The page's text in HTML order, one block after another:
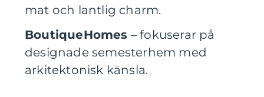
mat och lantlig charm.
BoutiqueHomes – fokuserar på
designade semesterhem med
arkitektonisk känsla.